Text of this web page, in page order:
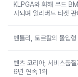
KLPGA와 화해 무드
사되며 얼리버드 티켓 판
벤틀리, 토르칼의 몰입형
벤츠 코리아, 서비스품
6년 연속 1위